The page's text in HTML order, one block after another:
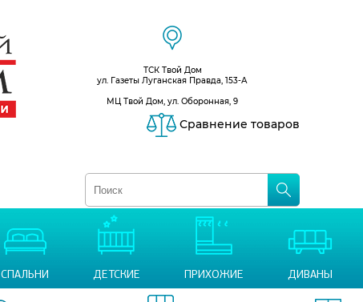
ТСК Твой Дом
ул. Газеты Луганская Правда, 153-А
МЦ Твой Дом, ул. Оборонная, 9
Сравнение товаров
СПАЛЬНИ ДЕТСКИЕ ПРИХОЖИЕ ДИВАНЫ